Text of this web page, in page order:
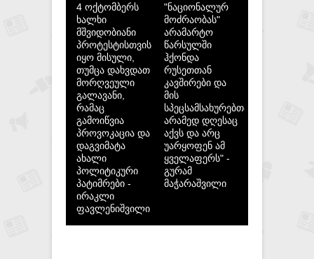
4 ოქტომბერს
ხალხი
მშვიდობიანი
პროტესტისთვის
იყო მისული,
თუმცა დახვდათ
მორღვეული
გალავანი,
რამაც
გამოიწვია
პროვოკაცია და
დაგვიმატა
ახალი
პოლიტიკური
პატიმრები -
ირაკლი
ფავლენიშვილი
"ნაციონალურ
მოძრაობას"
არამარტო
წარსულში
ჰქონდა
რუსეთთან
კავშირები და
მის
სპეცსამსახურებთან,
არამედ დღესაც
აქვს და არც
უარყოფენ ამ
ყველაფერს" -
გურამ
მაჭარაშვილი